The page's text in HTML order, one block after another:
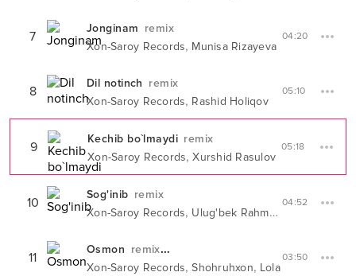
7 Jonginam remix
Xon-Saroy Records, Munisa Rizayeva
04:20
8 Dil notinch remix
Xon-Saroy Records, Rashid Holiqov
05:10
9 Kechib bo`lmaydi remix
Xon-Saroy Records,Xurshid Rasulov
05:18
10 Sog'inib remix
Xon-Saroy Records, Ulug'bek Rahmatullayev
04:52
11 Osmon remix
Xon-Saroy Records,Shohruhxon, Lola
03:50